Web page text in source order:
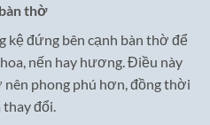
thờ
kệ đứng bên cạnh bàn thờ để
nến hay hương. Điều này
phong phú hơn, đồng thời
đổi.